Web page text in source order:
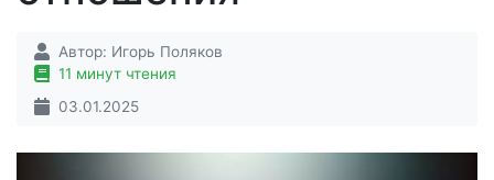
Автор: Игорь Поляков
11 минут чтения
03.01.2025